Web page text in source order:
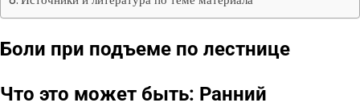
Боли при подъеме по лестнице
Что это может быть: Ранний